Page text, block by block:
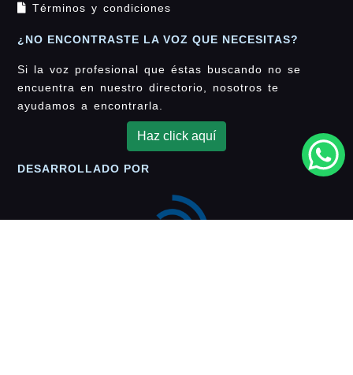
Términos y condiciones
¿NO ENCONTRASTE LA VOZ QUE NECESITAS?
Si la voz profesional que éstas buscando no se
encuentra en nuestro directorio, nosotros te
ayudamos a encontrarla.
Haz click aquí
DESARROLLADO POR